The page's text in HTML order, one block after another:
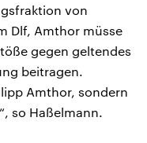
von
Dlf, Amthor müsse
gegen geltendes
beitragen.
Amthor, sondern
so Haßelmann.